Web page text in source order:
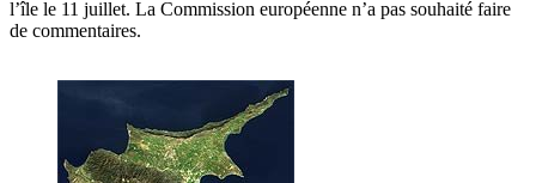
l’île le 11 juillet. La Commission européenne n’a pas souhaité faire
de commentaires.